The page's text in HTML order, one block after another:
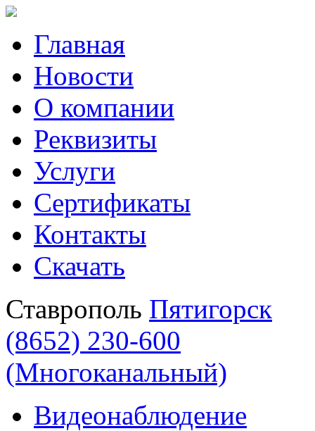
Главная
Новости
О компании
Реквизиты
Услуги
Сертификаты
Контакты
Скачать
Ставрополь Пятигорск
(8652) 230-600
(Многоканальный)
Видеонаблюдение